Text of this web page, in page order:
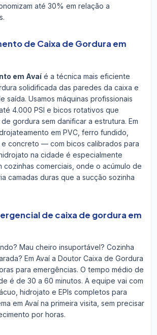
até 30% em relação a
de Caixa de Gordura em
em Avaíé a técnica mais eficiente
solidificada das paredes da caixa e
saída. Usamos máquinas profissionais
4.000 PSI e bicos rotativos que
gordura sem danificar a estrutura. Em
em PVC, ferro fundido,
e concreto — com bicos calibrados para
na cidade é especialmente
cozinhas comerciais, onde o acúmulo de
camadas duras que a sucção sozinha
de caixa de gordura em
Mau cheiro insuportável? Cozinha
Em Avaí a Doutor Caixa de Gordura
para emergências. O tempo médio de
é de 30 a 60 minutos. A equipe vai com
hidrojato e EPIs completos para
em Avaí na primeira visita, sem precisar
por horas.